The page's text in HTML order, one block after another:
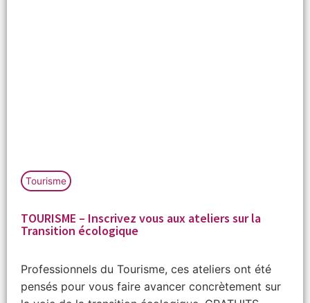
Tourisme
TOURISME – Inscrivez vous aux ateliers sur la
Transition écologique
Professionnels du Tourisme, ces ateliers ont été
pensés pour vous faire avancer concrètement sur